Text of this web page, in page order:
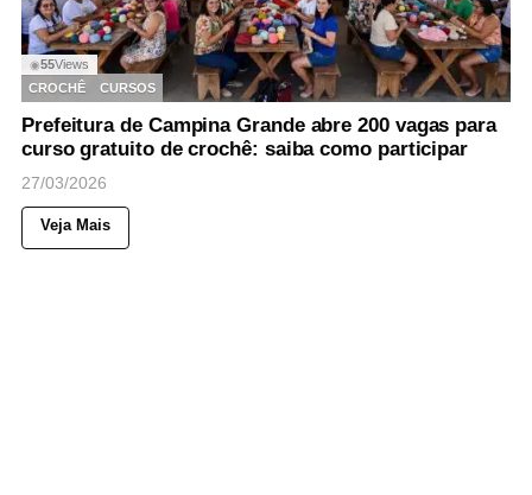
◉55Views
CROCHÊ
CURSOS
Prefeitura de Campina Grande abre 200 vagas para
curso gratuito de crochê: saiba como participar
27/03/2026
Veja Mais